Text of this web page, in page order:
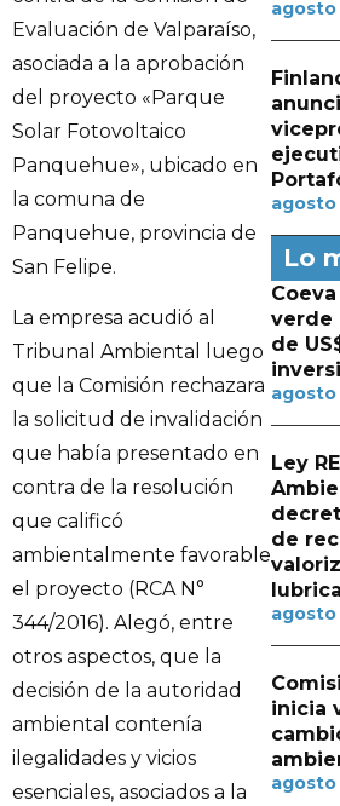
Evaluación de Valparaíso,
asociada a la aprobación
del proyecto «Parque
Solar Fotovoltaico
Panquehue», ubicado en
la comuna de
Panquehue, provincia de
San Felipe.
La empresa acudió al
Tribunal Ambiental luego
que la Comisión rechazara
la solicitud de invalidación
que había presentado en
contra de la resolución
que calificó
ambientalmente favorable
el proyecto (RCA N°
344/2016). Alegó, entre
otros aspectos, que la
decisión de la autoridad
ambiental contenía
ilegalidades y vicios
esenciales, asociados a la
agosto
agosto
Lo
verde
de
agosto
Ley
de
agosto
inicia
agosto